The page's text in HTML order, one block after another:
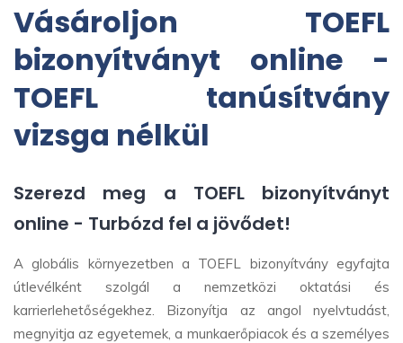
Vásároljon TOEFL
bizonyítványt online -
TOEFL tanúsítvány
vizsga nélkül
Szerezd meg a TOEFL bizonyítványt
online - Turbózd fel a jövődet!
A globális környezetben a TOEFL bizonyítvány egyfajta
útlevélként szolgál a nemzetközi oktatási és
karrierlehetőségekhez. Bizonyítja az angol nyelvtudást,
megnyitja az egyetemek, a munkaerőpiacok és a személyes